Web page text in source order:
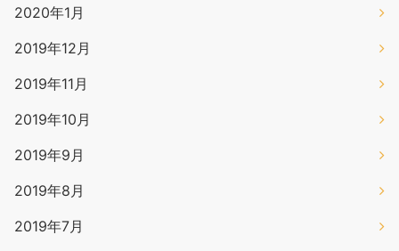
2020年1月
2019年12月
2019年11月
2019年10月
2019年9月
2019年8月
2019年7月